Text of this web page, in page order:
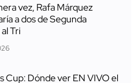
vez, Rafa Márquez
a dos de Segunda
Tri
Cup: Dónde ver EN VIVO el